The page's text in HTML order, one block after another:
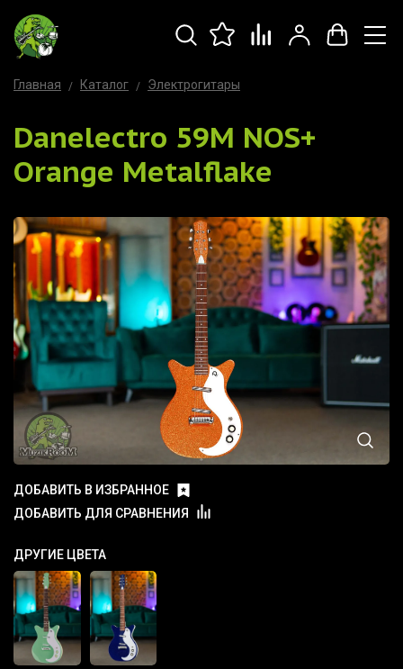
Главная Каталог Электрогитары
Danelectro 59M NOS+
Orange Metalflake
ДОБАВИТЬ В ИЗБРАННОЕ
ДОБАВИТЬ ДЛЯ СРАВНЕНИЯ
ДРУГИЕ ЦВЕТА